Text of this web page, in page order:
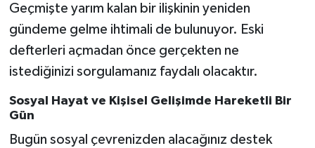
Geçmişte yarım kalan bir ilişkinin yeniden
gündeme gelme ihtimali de bulunuyor. Eski
defterleri açmadan önce gerçekten ne
istediğinizi sorgulamanız faydalı olacaktır.
Sosyal Hayat ve Kişisel Gelişimde Hareketli Bir
Gün
Bugün sosyal çevrenizden alacağınız destek